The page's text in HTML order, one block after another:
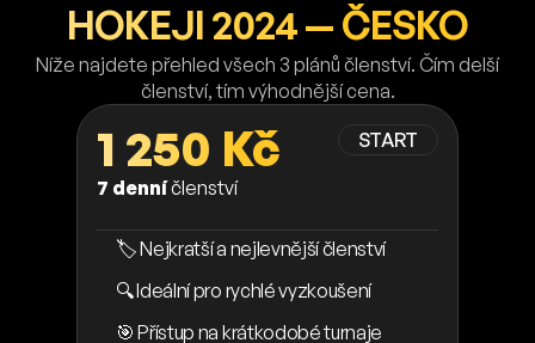
HOKEJI 2024 — ČESKO
Níže najdete přehled všech 3 plánů členství. Čím delší
členství, tím výhodnější cena.
START
1 250 Kč
7 denníčlenství
🏷️ Nejkratší a nejlevnější členství
🔍 Ideální pro rychlé vyzkoušení
🎯 Přístup na krátkodobé turnaje